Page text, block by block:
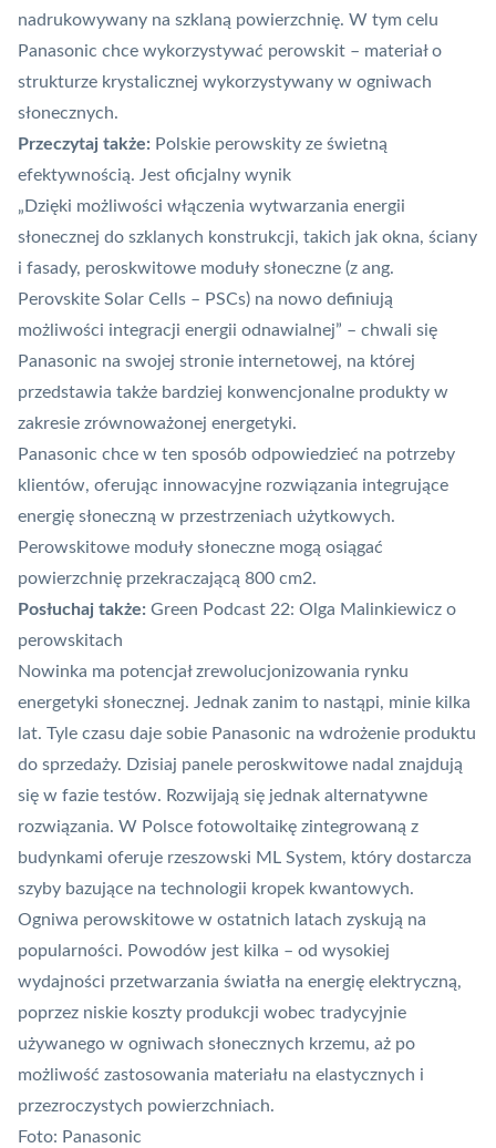
nadrukowywany na szklaną powierzchnię. W tym celu
Panasonic chce wykorzystywać perowskit – materiał o
strukturze krystalicznej wykorzystywany w ogniwach
słonecznych.
Przeczytaj także: Polskie perowskity ze świetną
efektywnością. Jest oficjalny wynik
„Dzięki możliwości włączenia wytwarzania energii
słonecznej do szklanych konstrukcji, takich jak okna, ściany
i fasady, peroskwitowe moduły słoneczne (z ang.
Perovskite Solar Cells – PSCs) na nowo definiują
możliwości integracji energii odnawialnej” – chwali się
Panasonic na swojej stronie internetowej, na której
przedstawia także bardziej konwencjonalne produkty w
zakresie zrównoważonej energetyki.
Panasonic chce w ten sposób odpowiedzieć na potrzeby
klientów, oferując innowacyjne rozwiązania integrujące
energię słoneczną w przestrzeniach użytkowych.
Perowskitowe moduły słoneczne mogą osiągać
powierzchnię przekraczającą 800 cm2.
Posłuchaj także: Green Podcast 22: Olga Malinkiewicz o
perowskitach
Nowinka ma potencjał zrewolucjonizowania rynku
energetyki słonecznej. Jednak zanim to nastąpi, minie kilka
lat. Tyle czasu daje sobie Panasonic na wdrożenie produktu
do sprzedaży. Dzisiaj panele peroskwitowe nadal znajdują
się w fazie testów. Rozwijają się jednak alternatywne
rozwiązania. W Polsce fotowoltaikę zintegrowaną z
budynkami oferuje rzeszowski ML System, który dostarcza
szyby bazujące na technologii kropek kwantowych.
Ogniwa perowskitowe w ostatnich latach zyskują na
popularności. Powodów jest kilka – od wysokiej
wydajności przetwarzania światła na energię elektryczną,
poprzez niskie koszty produkcji wobec tradycyjnie
używanego w ogniwach słonecznych krzemu, aż po
możliwość zastosowania materiału na elastycznych i
przezroczystych powierzchniach.
Foto: Panasonic